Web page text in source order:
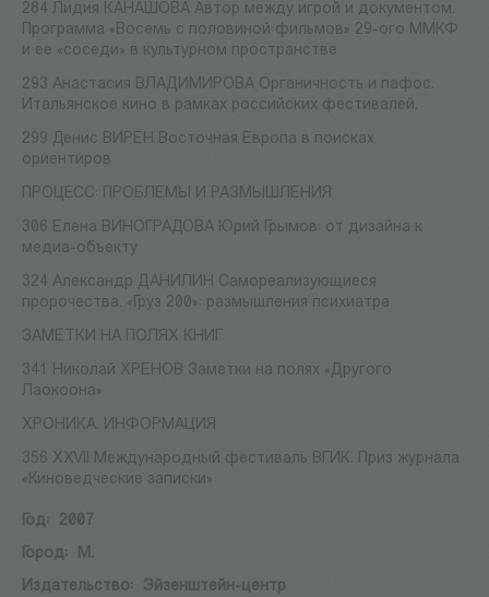
284 Лидия КАНАШОВА Автор между игрой и документом.
Программа «Восемь с половиной фильмов» 29-ого ММКФ
и ее «соседи» в культурном пространстве
293 Анастасия ВЛАДИМИРОВА Органичность и пафос.
Итальянское кино в рамках российских фестивалей.
299 Денис ВИРЕН Восточная Европа в поисках
ориентиров
ПРОЦЕСС: ПРОБЛЕМЫ И РАЗМЫШЛЕНИЯ
306 Елена ВИНОГРАДОВА Юрий Грымов: от дизайна к
медиа-объекту
324 Александр ДАНИЛИН Самореализующиеся
пророчества. «Груз 200»: размышления психиатра
ЗАМЕТКИ НА ПОЛЯХ КНИГ
341 Николай ХРЕНОВ Заметки на полях «Другого
Лаокоона»
ХРОНИКА. ИНФОРМАЦИЯ
356 XXVII Международный фестиваль ВГИК. Приз журнала
«Киноведческие записки»
Год:
2007
Город:
М.
Издательство:
Эйзенштейн-центр